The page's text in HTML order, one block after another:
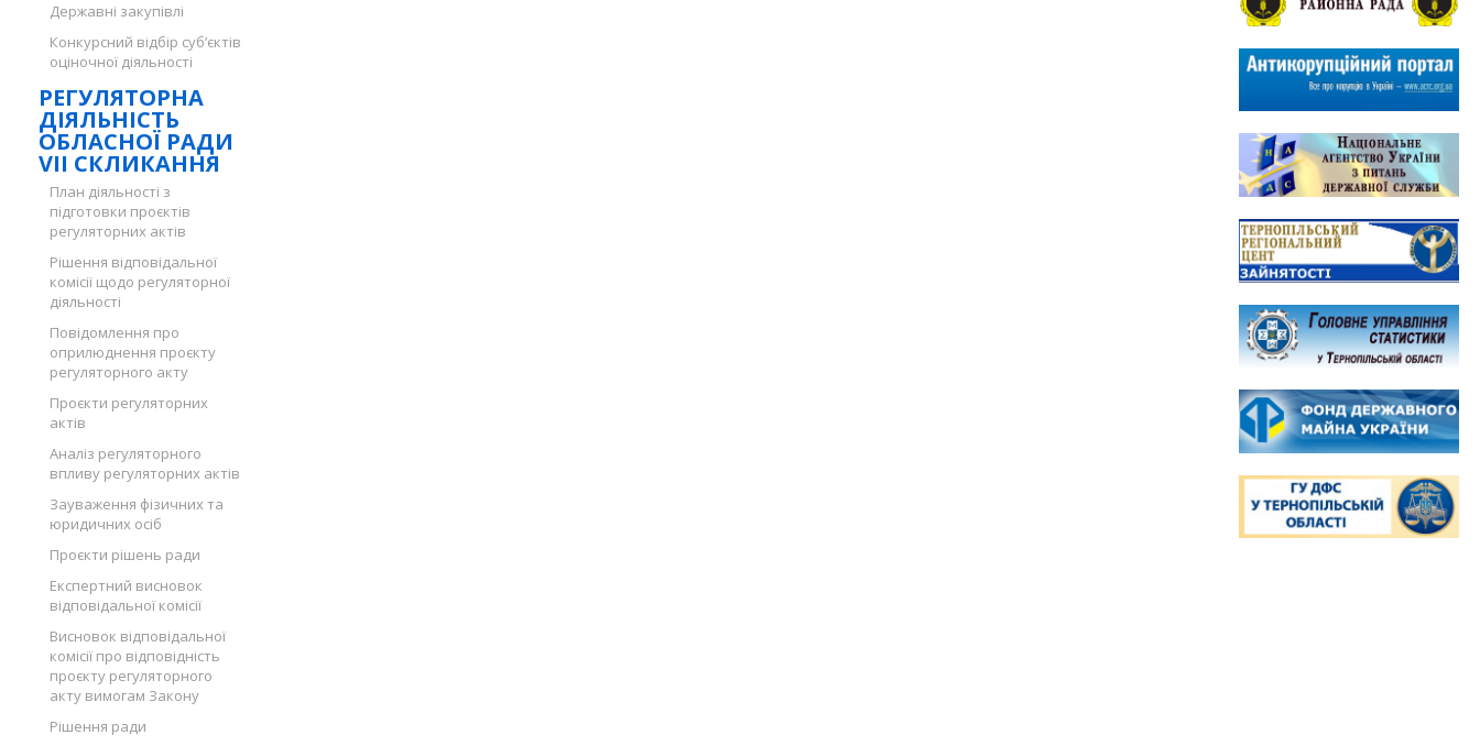
Державні закупівлі
Конкурсний відбір суб’єктів
оціночної діяльності
РЕГУЛЯТОРНА
ДІЯЛЬНІСТЬ
ОБЛАСНОЇ РАДИ
VII СКЛИКАННЯ
План діяльності з
підготовки проєктів
регуляторних актів
Рішення відповідальної
комісії щодо регуляторної
діяльності
Повідомлення про
оприлюднення проєкту
регуляторного акту
Проєкти регуляторних
актів
Аналіз регуляторного
впливу регуляторних актів
Зауваження фізичних та
юридичних осіб
Проєкти рішень ради
Експертний висновок
відповідальної комісії
Висновок відповідальної
комісії про відповідність
проєкту регуляторного
акту вимогам Закону
Рішення ради